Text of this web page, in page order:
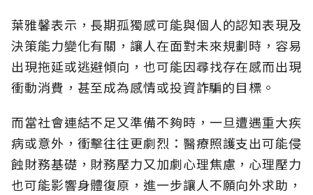
葉雅馨表示，長期孤獨感可能與個人的認知表現及
決策能力變化有關，讓人在面對未來規劃時，容易
出現拖延或逃避傾向，也可能因尋找存在感而出現
衝動消費，甚至成為感情或投資詐騙的目標。
而當社會連結不足又準備不夠時，一旦遭遇重大疾
病或意外，衝擊往往更劇烈：醫療照護支出可能侵
蝕財務基礎，財務壓力又加劇心理焦慮，心理壓力
也可能影響身體復原，進一步讓人不願向外求助，